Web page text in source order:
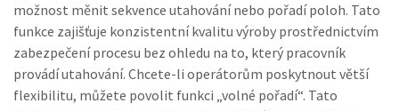
možnost měnit sekvence utahování nebo pořadí poloh. Tato
funkce zajišťuje konzistentní kvalitu výroby prostřednictvím
zabezpečení procesu bez ohledu na to, který pracovník
provádí utahování. Chcete-li operátorům poskytnout větší
flexibilitu, můžete povolit funkci „volné pořadí“. Tato